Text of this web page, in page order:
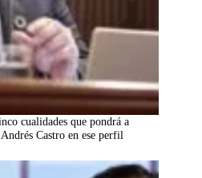
cualidades que pondrá a
Castro en ese perfil